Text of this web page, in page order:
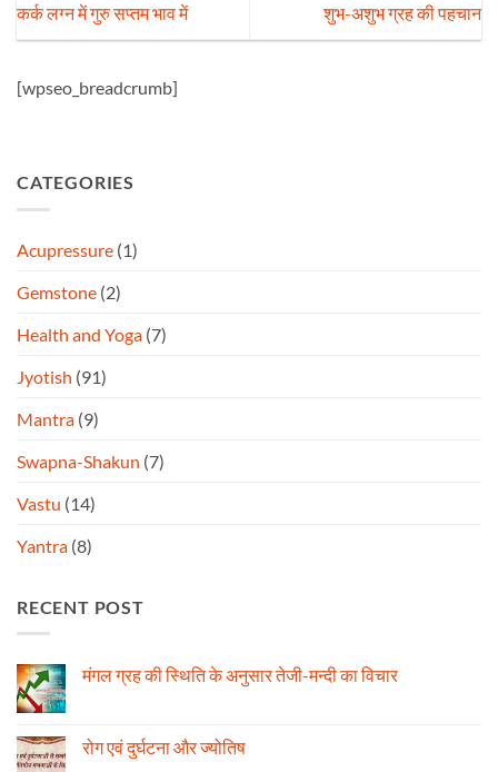
कर्क लग्न में गुरु सप्तम भाव में शुभ-अशुभ ग्रह की पहचान
[wpseo_breadcrumb]
CATEGORIES
Acupressure (1)
Gemstone (2)
Health and Yoga (7)
Jyotish (91)
Mantra (9)
Swapna-Shakun (7)
Vastu (14)
Yantra (8)
RECENT POST
मंगल ग्रह की स्थिति के अनुसार तेजी-मन्दी का विचार
मंगल
ग्रह
रोग एवं दुर्घटना और ज्योतिष